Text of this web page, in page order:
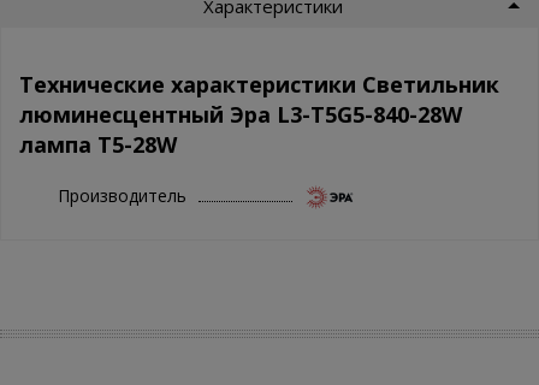
Характеристики
Технические характеристики Светильник
люминесцентный Эра L3-T5G5-840-28W
лампа T5-28W
Производитель